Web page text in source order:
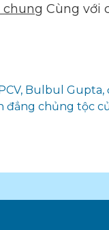
chung Cùng với
Bulbul Gupta,
đẳng chủng tộc